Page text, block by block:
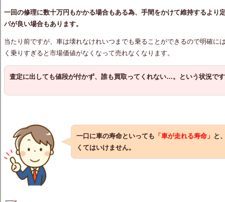
一回の修理に数十万円もかかる場合もある為、手間をかけて維持するより
パが良い場合もあります。
当たり前ですが、車は壊れなけれいつまでも乗ることができるので明確に
く乗りすぎると市場価値がなくなって売れなくなります。
査定に出しても値段が付かず、誰も買取ってくれない…。という状況で
一口に車の寿命といっても 「車が走れる寿命」 と
くてはいけません。